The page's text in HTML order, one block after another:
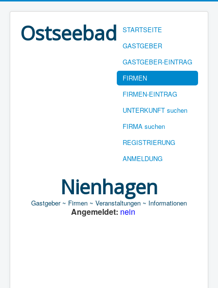
STARTSEITE
GASTGEBER
GASTGEBER-EINTRAG
FIRMEN
FIRMEN-EINTRAG
UNTERKUNFT suchen
FIRMA suchen
REGISTRIERUNG
ANMELDUNG
Ostseebad
Nienhagen
Gastgeber ~ Firmen ~ Veranstaltungen ~ Informationen
Angemeldet: nein